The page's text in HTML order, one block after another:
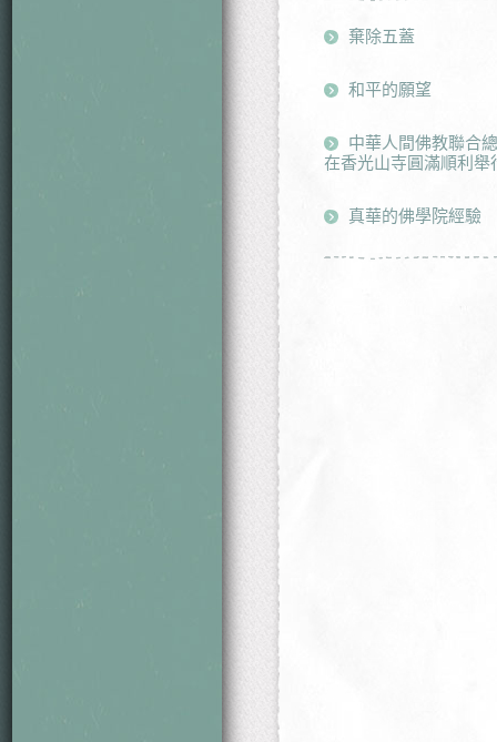
棄除五蓋
和平的願望
中華人間佛教聯合
在香光山寺圓滿順利舉
真華的佛學院經驗